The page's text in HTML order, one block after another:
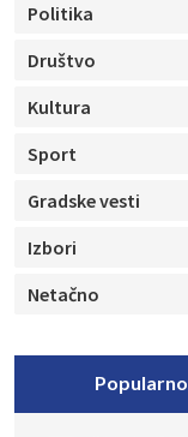
Politika
Društvo
Kultura
Sport
Gradske vesti
Izbori
Netačno
Popularno